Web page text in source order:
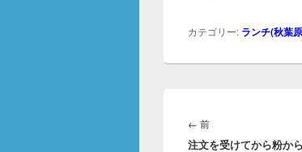
カテゴリー: ランチ(秋葉
稿
ナ
← 前前
の
注文を受けてから粉か